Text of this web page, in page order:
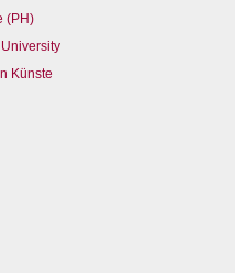
(PH)
Künste